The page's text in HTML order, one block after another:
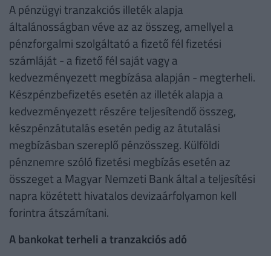
A pénzügyi tranzakciós illeték alapja
általánosságban véve az az összeg, amellyel a
pénzforgalmi szolgáltató a fizető fél fizetési
számláját - a fizető fél saját vagy a
kedvezményezett megbízása alapján - megterheli.
Készpénzbefizetés esetén az illeték alapja a
kedvezményezett részére teljesítendő összeg,
készpénzátutalás esetén pedig az átutalási
megbízásban szereplő pénzösszeg. Külföldi
pénznemre szóló fizetési megbízás esetén az
összeget a Magyar Nemzeti Bank által a teljesítési
napra közétett hivatalos devizaárfolyamon kell
forintra átszámítani.
A bankokat terheli a tranzakciós adó